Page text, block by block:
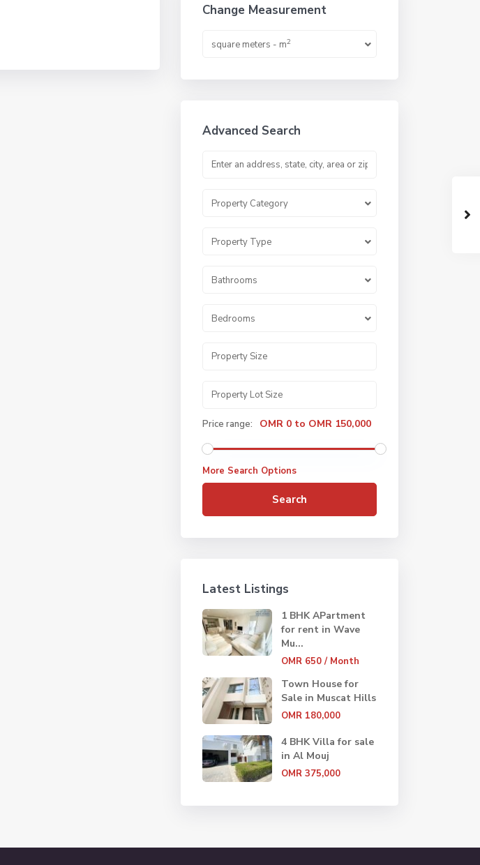
Change Measurement
square meters - m2
Advanced Search
Property Category
Property Type
Bathrooms
Bedrooms
Price range: OMR 0 to OMR 150,000
More Search Options
Search
Latest Listings
1 BHK APartment
for rent in Wave
Mu...
OMR 650/ Month
Town House for
Sale in Muscat Hills
OMR 180,000
4 BHK Villa for sale
in Al Mouj
OMR 375,000